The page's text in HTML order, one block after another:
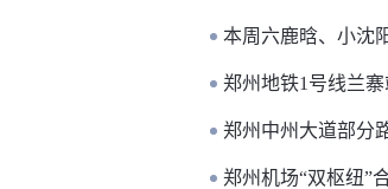
本周六鹿晗、小沈
郑州地铁1号线兰寨
郑州中州大道部分
郑州机场“双枢纽”